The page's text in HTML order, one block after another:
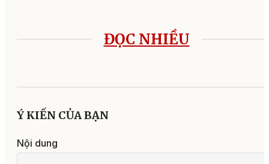
ĐỌC NHIỀU
Ý KIẾN CỦA BẠN
Nội dung